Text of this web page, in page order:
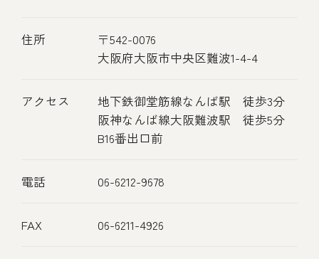
住所
〒542-0076
大阪府大阪市中央区難波1-4-4
アクセス
地下鉄御堂筋線なんば駅 徒歩3分
阪神なんば線大阪難波駅 徒歩5分
B16番出口前
電話 06-6212-9678
FAX 06-6211-4926